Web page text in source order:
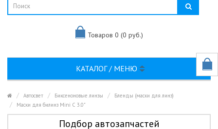
Товаров 0 (0 руб.)
КАТАЛОГ / МЕНЮ
Автосвет Биксеноновые линзы
Бленды (маски для линз)
Маски для билинз Mini C 3.0"
Подбор автозапчастей